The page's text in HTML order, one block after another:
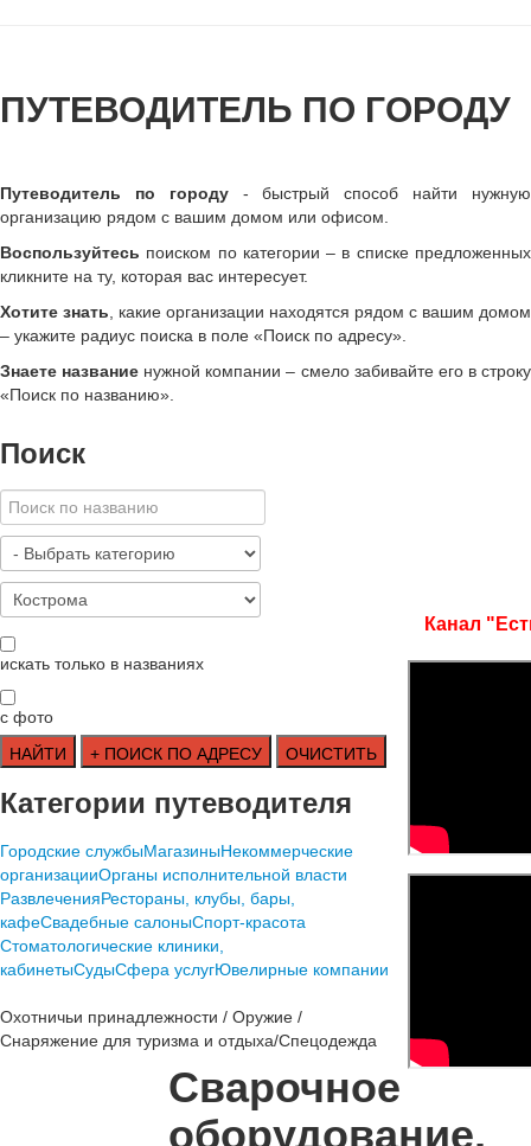
ПУТЕВОДИТЕЛЬ ПО ГОРОДУ
Путеводитель по городу- быстрый способ найти нужную
организацию рядом с вашим домом или офисом.
Воспользуйтесь поиском по категории – в списке предложенных
кликните на ту, которая вас интересует.
Хотите знать , какие организации находятся рядом с вашим домом
– укажите радиус поиска в поле «Поиск по адресу».
Знаете название нужной компании – смело забивайте его в строку
«Поиск по названию»
Поиск
искать только в названиях
с фото
Категории путеводителя
Городские службыМагазиныНекоммерческие
организацииОрганы исполнительной власти
РазвлеченияРестораны, клубы, бары,
кафеСвадебные салоныСпорт-красота
Стоматологические клиники,
кабинетыСудыСфера услугЮвелирные компании
Охотничьи принадлежности / Оружие /
Снаряжение для туризма и отдыха/Спецодежда
Сварочное
оборудование,
Канал